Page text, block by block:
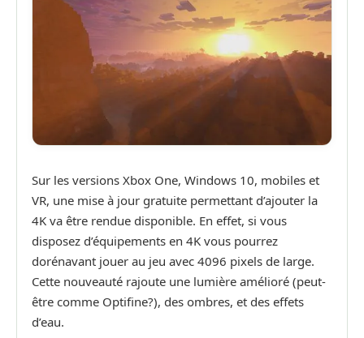
Sur les versions Xbox One, Windows 10, mobiles et
VR, une mise à jour gratuite permettant d’ajouter la
4K va être rendue disponible. En effet, si vous
disposez d’équipements en 4K vous pourrez
dorénavant jouer au jeu avec 4096 pixels de large.
Cette nouveauté rajoute une lumière amélioré (peut-
être comme Optifine?), des ombres, et des effets
d’eau.